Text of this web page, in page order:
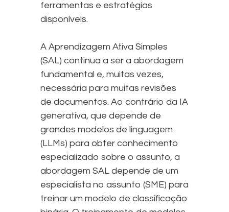
ferramentas e estratégias
disponíveis.
A Aprendizagem Ativa Simples
(SAL) continua a ser a abordagem
fundamental e, muitas vezes,
necessária para muitas revisões
de documentos. Ao contrário da IA
generativa, que depende de
grandes modelos de linguagem
(LLMs) para obter conhecimento
especializado sobre o assunto, a
abordagem SAL depende de um
especialista no assunto (SME) para
treinar um modelo de classificação